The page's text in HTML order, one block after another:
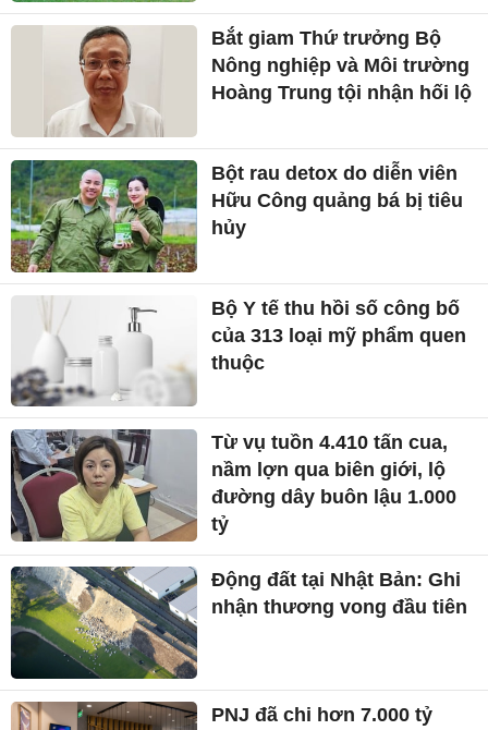
Bắt giam Thứ trưởng Bộ
Nông nghiệp và Môi trường
Hoàng Trung tội nhận hối lộ
Bột rau detox do diễn viên
Hữu Công quảng bá bị tiêu
hủy
Bộ Y tế thu hồi số công bố
của 313 loại mỹ phẩm quen
thuộc
Từ vụ tuồn 4.410 tấn cua,
nầm lợn qua biên giới, lộ
đường dây buôn lậu 1.000
tỷ
Động đất tại Nhật Bản: Ghi
nhận thương vong đầu tiên
PNJ đã chi hơn 7.000 tỷ